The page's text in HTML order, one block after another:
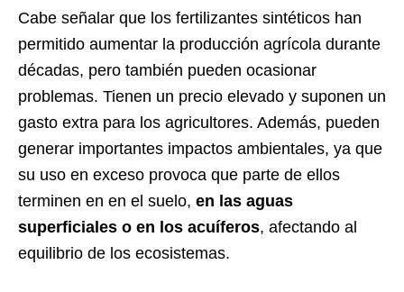
Cabe señalar que los fertilizantes sintéticos han
permitido aumentar la producción agrícola durante
décadas, pero también pueden ocasionar
problemas. Tienen un precio elevado y suponen un
gasto extra para los agricultores. Además, pueden
generar importantes impactos ambientales, ya que
su uso en exceso provoca que parte de ellos
terminen en en el suelo, en las aguas
superficiales o en los acuíferos, afectando al
equilibrio de los ecosistemas.